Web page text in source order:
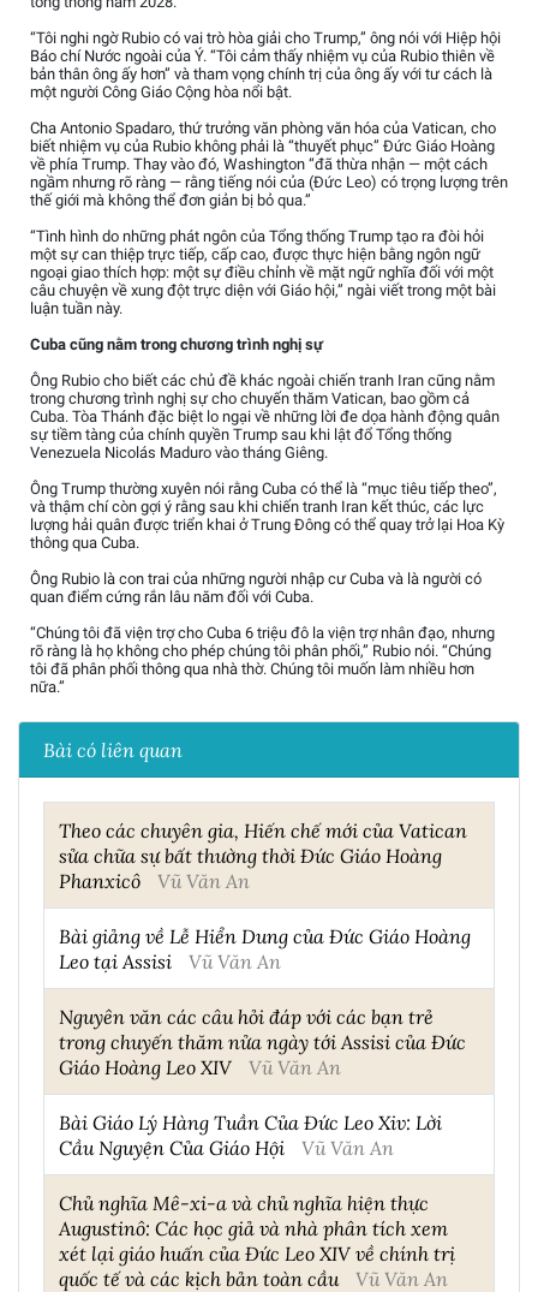
“Tôi nghi ngờ Rubio có vai trò hòa giải cho Trump,” ông nói với Hiệp hội
Báo chí Nước ngoài của Ý. “Tôi cảm thấy nhiệm vụ của Rubio thiên về
bản thân ông ấy hơn” và tham vọng chính trị của ông ấy với tư cách là
một người Công Giáo Cộng hòa nổi bật.
Cha Antonio Spadaro, thứ trưởng văn phòng văn hóa của Vatican, cho
biết nhiệm vụ của Rubio không phải là “thuyết phục” Đức Giáo Hoàng
về phía Trump. Thay vào đó, Washington “đã thừa nhận — một cách
ngầm nhưng rõ ràng — rằng tiếng nói của (Đức Leo) có trọng lượng trên
thế giới mà không thể đơn giản bị bỏ qua.”
“Tình hình do những phát ngôn của Tổng thống Trump tạo ra đòi hỏi
một sự can thiệp trực tiếp, cấp cao, được thực hiện bằng ngôn ngữ
ngoại giao thích hợp: một sự điều chỉnh về mặt ngữ nghĩa đối với một
câu chuyện về xung đột trực diện với Giáo hội,” ngài viết trong một bài
luận tuần này.
Cuba cũng nằm trong chương trình nghị sự
Ông Rubio cho biết các chủ đề khác ngoài chiến tranh Iran cũng nằm
trong chương trình nghị sự cho chuyến thăm Vatican, bao gồm cả
Cuba. Tòa Thánh đặc biệt lo ngại về những lời đe dọa hành động quân
sự tiềm tàng của chính quyền Trump sau khi lật đổ Tổng thống
Venezuela Nicolás Maduro vào tháng Giêng.
Ông Trump thường xuyên nói rằng Cuba có thể là “mục tiêu tiếp theo”,
và thậm chí còn gợi ý rằng sau khi chiến tranh Iran kết thúc, các lực
lượng hải quân được triển khai ở Trung Đông có thể quay trở lại Hoa Kỳ
thông qua Cuba.
Ông Rubio là con trai của những người nhập cư Cuba và là người có
quan điểm cứng rắn lâu năm đối với Cuba.
“Chúng tôi đã viện trợ cho Cuba 6 triệu đô la viện trợ nhân đạo, nhưng
rõ ràng là họ không cho phép chúng tôi phân phối,” Rubio nói. “Chúng
tôi đã phân phối thông qua nhà thờ. Chúng tôi muốn làm nhiều hơn
nữa.”
Bài có liên quan
Theo các chuyên gia, Hiến chế mới của Vatican
sửa chữa sự bất thường thời Đức Giáo Hoàng
Phanxicô
Vũ Văn An
Bài giảng về Lễ Hiển Dung của Đức Giáo Hoàng
Leo tại Assisi
Vũ Văn An
Nguyên văn các câu hỏi đáp với các bạn trẻ
trong chuyến thăm nửa ngày tới Assisi của Đức
Giáo Hoàng Leo XIV
Vũ Văn An
Bài Giáo Lý Hàng Tuần Của Đức Leo Xiv: Lời
Cầu Nguyện Của Giáo Hội
Vũ Văn An
Chủ nghĩa Mê-xi-a và chủ nghĩa hiện thực
Augustinô: Các học giả và nhà phân tích xem
xét lại giáo huấn của Đức Leo XIV về chính trị
quốc tế và các kịch bản toàn cầu
Vũ Văn An